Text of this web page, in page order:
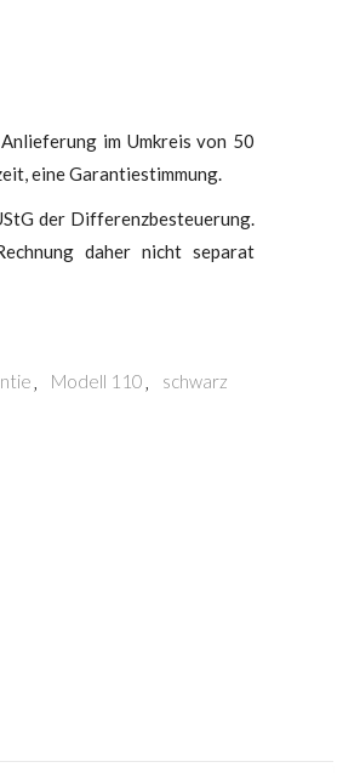
im Umkreis von 50
eine Garantiestimmung.
der Differenzbesteuerung.
daher nicht separat
Modell 110
schwarz